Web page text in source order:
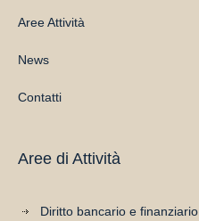
Aree Attività
News
Contatti
Aree di Attività
Diritto bancario e finanziario